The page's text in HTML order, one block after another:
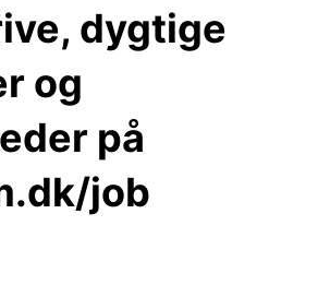
dygtige
og
på
job